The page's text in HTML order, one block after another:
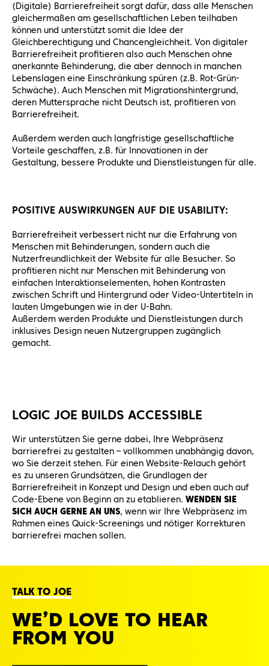
(Digitale) Barrierefreiheit sorgt dafür, dass alle Menschen
gleichermaßen am gesellschaftlichen Leben teilhaben
können und unterstützt somit die Idee der
Gleichberechtigung und Chancengleichheit. Von digitaler
Barrierefreiheit profitieren also auch Menschen ohne
anerkannte Behinderung, die aber dennoch in manchen
Lebenslagen eine Einschränkung spüren (z.B. Rot-Grün-
Schwäche). Auch Menschen mit Migrationshintergrund,
deren Muttersprache nicht Deutsch ist, profitieren von
Barrierefreiheit.
Außerdem werden auch langfristige gesellschaftliche
Vorteile geschaffen, z.B. für Innovationen in der
Gestaltung, bessere Produkte und Dienstleistungen für alle.
POSITIVE AUSWIRKUNGEN AUF DIE USABILITY:
Barrierefreiheit verbessert nicht nur die Erfahrung von
Menschen mit Behinderungen, sondern auch die
Nutzerfreundlichkeit der Website für alle Besucher. So
profitieren nicht nur Menschen mit Behinderung von
einfachen Interaktionselementen, hohen Kontrasten
zwischen Schrift und Hintergrund oder Video-Untertiteln in
lauten Umgebungen wie in der U-Bahn.
Außerdem werden Produkte und Dienstleistungen durch
inklusives Design neuen Nutzergruppen zugänglich
gemacht.
LOGIC JOE BUILDS ACCESSIBLE
Wir unterstützen Sie gerne dabei, Ihre Webpräsenz
barrierefrei zu gestalten – vollkommen unabhängig davon,
wo Sie derzeit stehen. Für einen Website-Relauch gehört
es zu unseren Grundsätzen, die Grundlagen der
Barrierefreiheit in Konzept und Design und eben auch auf
Code-Ebene von Beginn an zu etablieren. WENDEN SIE
SICH AUCH GERNE AN UNS, wenn wir Ihre Webpräsenz im
Rahmen eines Quick-Screenings und nötiger Korrekturen
barrierefrei machen sollen.
TALK TO JOE
WE’D LOVE TO HEAR
FROM YOU